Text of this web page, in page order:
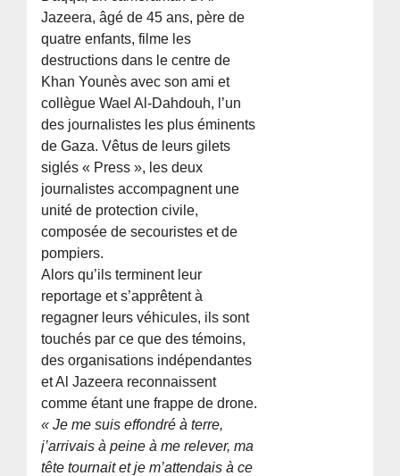
Jazeera, âgé de 45 ans, père de
quatre enfants, filme les
destructions dans le centre de
Khan Younès avec son ami et
collègue Wael Al-Dahdouh, l’un
des journalistes les plus éminents
de Gaza. Vêtus de leurs gilets
siglés « Press », les deux
journalistes accompagnent une
unité de protection civile,
composée de secouristes et de
pompiers.
Alors qu’ils terminent leur
reportage et s’apprêtent à
regagner leurs véhicules, ils sont
touchés par ce que des témoins,
des organisations indépendantes
et Al Jazeera reconnaissent
comme étant une frappe de drone.
« Je me suis effondré à terre,
j’arrivais à peine à me relever, ma
tête tournait et je m’attendais à ce